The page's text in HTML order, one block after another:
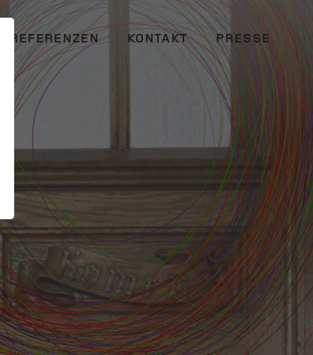
REFERENZEN KONTAKT PRESSE